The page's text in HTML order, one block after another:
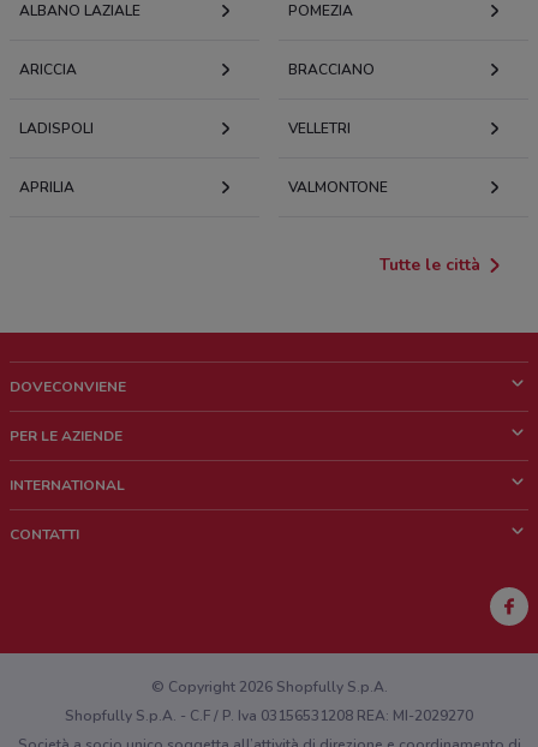
ALBANO LAZIALE POMEZIA
ARICCIA BRACCIANO
LADISPOLI VELLETRI
APRILIA VALMONTONE
Tutte le città
DOVECONVIENE
Chi siamo
Lavora con noi
PER LE AZIENDE
Richieste commerciali e marketing
INTERNATIONAL
CONTATTI
Hai un malfunzionamento sul web o sull'app?
© Copyright 2026 Shopfully S.p.A.
Shopfully S.p.A. - C.F / P. Iva 03156531208 REA: MI-2029270